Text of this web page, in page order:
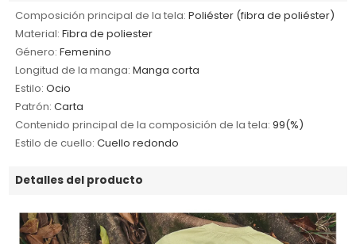
Composición principal de la tela: Poliéster (fibra de poliéster)
Material: Fibra de poliester
Género: Femenino
Longitud de la manga: Manga corta
Estilo: Ocio
Patrón: Carta
Contenido principal de la composición de la tela: 99(%)
Estilo de cuello: Cuello redondo
Detalles del producto